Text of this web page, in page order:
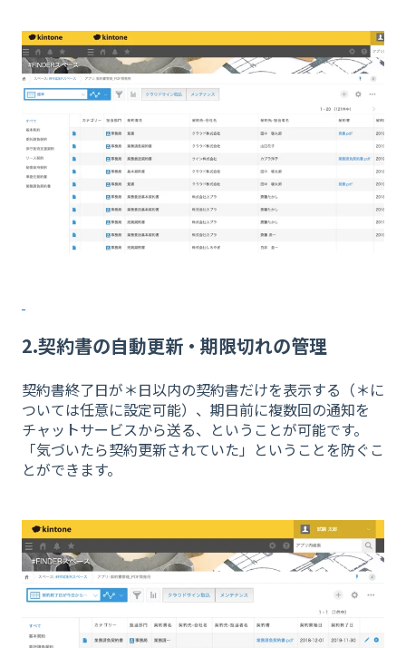
2.契約書の自動更新・期限切れの管理
契約書終了日が＊日以内の契約書だけを表示する（＊に
ついては任意に設定可能）、期日前に複数回の通知を
チャットサービスから送る、ということが可能です。
「気づいたら契約更新されていた」ということを防ぐこ
とができます。